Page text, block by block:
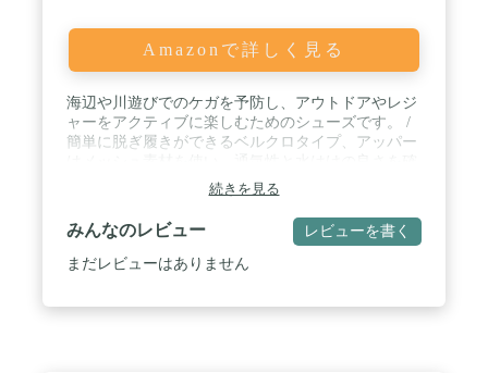
Amazonで詳しく見る
海辺や川遊びでのケガを予防し、アウトドアやレジ
ャーをアクティブに楽しむためのシューズです。 /
簡単に脱ぎ履きができるベルクロタイプ、アッパー
保 / ソールはグリップ力があり岩場でも滑りにくい
ので、岩場などでの遊びや潮干等のレジャーにオス
スメです。 / インソールは取り外し可能なので別々
に洗うことができ、清潔な状態を保つことが可能で
す。 / コンパクトに持ち運べるマリンシューズは1
続きを見る
みんなのレビュー レビューを書く
まだレビューはありません